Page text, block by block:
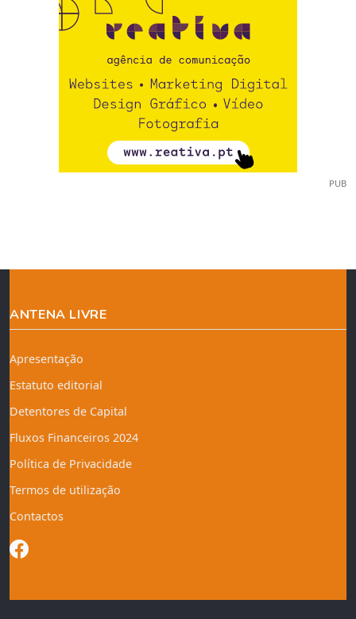
PUB
ANTENA LIVRE
Apresentação
Estatuto editorial
Detentores de Capital
Fluxos Financeiros 2024
Política de Privacidade
Termos de utilização
Contactos